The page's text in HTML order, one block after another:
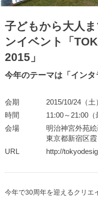
子どもから大人
ンイベント「
2015」
今年のテーマは「インタ
会期
2015/10/24（土
時間
11:00～21:00（
会場
明治神宮外苑
東京都新宿区
URL http://
今年で30周年を迎えるクリエ